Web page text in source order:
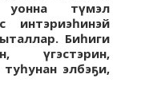
уонна түмэл
интэриэһинэй
Биһиги
үгэстэрин,
элбэҕи,